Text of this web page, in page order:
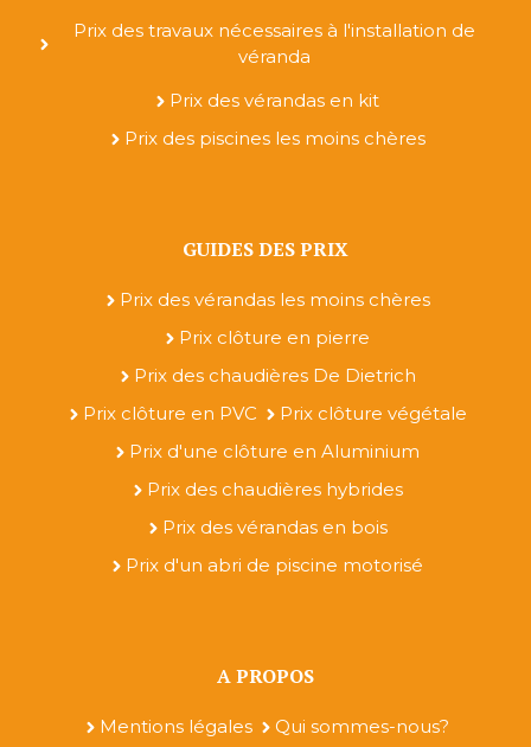
Prix des travaux nécessaires à l'installation de
véranda
Prix des vérandas en kit
Prix des piscines les moins chères
GUIDES DES PRIX
Prix des vérandas les moins chères
Prix clôture en pierre
Prix des chaudières De Dietrich
Prix clôture en PVC
Prix clôture végétale
Prix d'une clôture en Aluminium
Prix des chaudières hybrides
Prix des vérandas en bois
Prix d'un abri de piscine motorisé
A PROPOS
Mentions légales Qui sommes-nous?